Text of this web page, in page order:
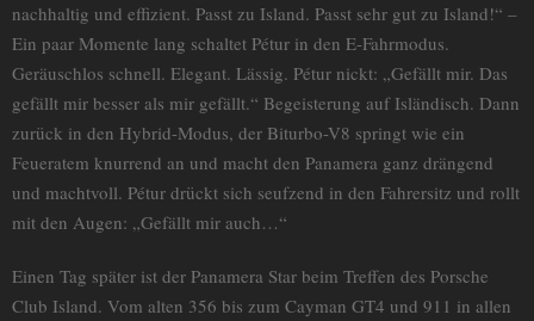
nachhaltig und effizient. Passt zu Island. Passt sehr gut zu Island!“ –
Ein paar Momente lang schaltet Pétur in den E-Fahrmodus.
Geräuschlos schnell. Elegant. Lässig. Pétur nickt: „Gefällt mir. Das
gefällt mir besser als mir gefällt.“ Begeisterung auf Isländisch. Dann
zurück in den Hybrid-Modus, der Biturbo-V8 springt wie ein
Feueratem knurrend an und macht den Panamera ganz drängend
und machtvoll. Pétur drückt sich seufzend in den Fahrersitz und rollt
mit den Augen: „Gefällt mir auch…“
Einen Tag später ist der Panamera Star beim Treffen des Porsche
Club Island. Vom alten 356 bis zum Cayman GT4 und 911 in allen